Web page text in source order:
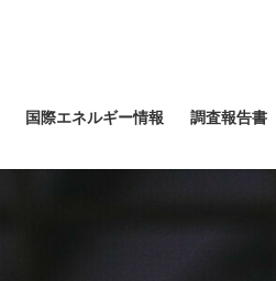
国際エネルギー情報 調査報告書